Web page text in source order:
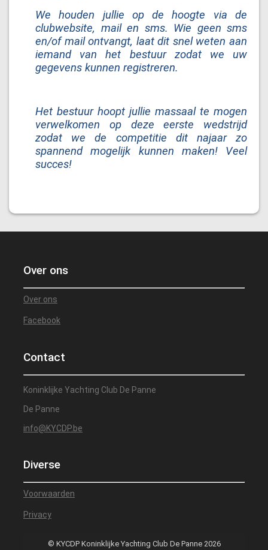
We houden jullie op de hoogte via de
clubwebsite, mail en sms. Wie geen sms
en/of mail ontvangt, laat dit snel weten aan
iemand van het bestuur zodat we uw
gegevens kunnen registreren.
Het bestuur hoopt jullie massaal te mogen
verwelkomen op deze eerste wedstrijd
zodat we de competitie dit najaar zo
spannend mogelijk kunnen maken! Veel
succes!
Over ons
Over ons
Facebook
Contact
Koninklijke Yachting Club De Panne
De Panne
info@KYCDP.be
Diverse
Voorwaarden
Privacy
© KYCDP Koninklijke Yachting Club De Panne 2026